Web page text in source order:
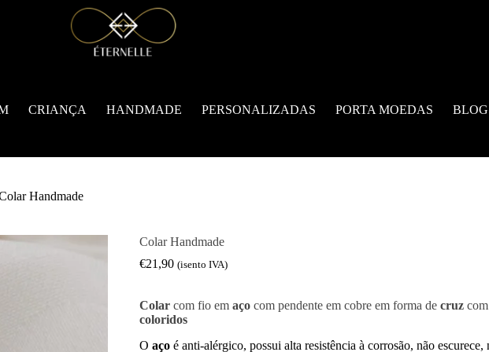
CRIANÇA HANDMADE PERSONALIZADAS PORTA MOEDAS BLOG
Handmade
Colar Handmade
€21,90 (isento IVA)
Colar com fio emaçocom pendente em cobre em forma de cruz com
coloridos
O açoé anti-alérgico, possui alta resistência à corrosão, não escurece,